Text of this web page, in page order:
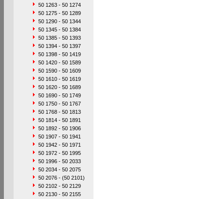
50 1263 - 50 1274
50 1275 - 50 1289
50 1290 - 50 1344
50 1345 - 50 1384
50 1385 - 50 1393
50 1394 - 50 1397
50 1398 - 50 1419
50 1420 - 50 1589
50 1590 - 50 1609
50 1610 - 50 1619
50 1620 - 50 1689
50 1690 - 50 1749
50 1750 - 50 1767
50 1768 - 50 1813
50 1814 - 50 1891
50 1892 - 50 1906
50 1907 - 50 1941
50 1942 - 50 1971
50 1972 - 50 1995
50 1996 - 50 2033
50 2034 - 50 2075
50 2076 - (50 2101)
50 2102 - 50 2129
50 2130 - 50 2155